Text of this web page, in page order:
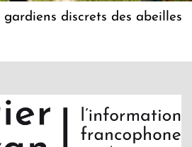
gardiens discrets des abeilles